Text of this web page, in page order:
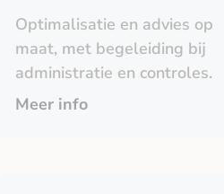
Optimalisatie en advies op
maat, met begeleiding bij
administratie en controles.
Meer info